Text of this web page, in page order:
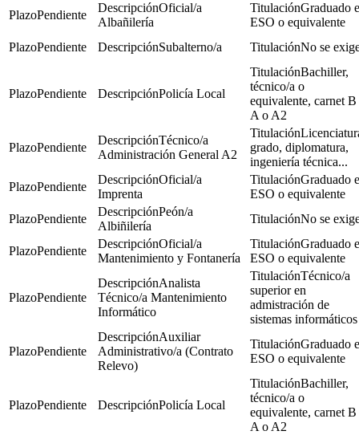
Pendiente
Oficial/a
Albañilería
Graduado
ESO o equivalente
Pendiente
Subalterno/a No se
Pendiente Policía Local
Bachiller,
técnico/a o
equivalente, carnet
A o A2
Pendiente
Técnico/a
Administración General A2
grado, diplomatura,
ingeniería técnica...
Pendiente
Oficial/a
Imprenta
Graduado
ESO o equivalente
Pendiente
Peón/a
Albiñilería
No se
Pendiente
Oficial/a
Mantenimiento y Fontanería
Graduado
ESO o equivalente
Pendiente
Analista
Técnico/a Mantenimiento
Informático
Técnico/a
superior en
admistración de
sistemas informáticos
Pendiente
Auxiliar
Administrativo/a (Contrato
Relevo)
Graduado
ESO o equivalente
Pendiente Policía Local
Bachiller,
técnico/a o
equivalente, carnet
A o A2